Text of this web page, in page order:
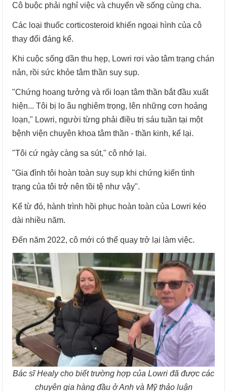
Cô buộc phải nghỉ việc và chuyển về sống cùng cha.
Các loại thuốc corticosteroid khiến ngoại hình của cô
thay đổi đáng kể.
Khi cuộc sống dần thu hẹp, Lowri rơi vào tâm trạng chán
nản, rồi sức khỏe tâm thần suy sụp.
"Chứng hoang tưởng và rối loạn tâm thần bắt đầu xuất
hiện... Tôi bị lo âu nghiêm trọng, lên những cơn hoảng
loạn," Lowri, người từng phải điều trị sáu tuần tại một
bệnh viện chuyên khoa tâm thần - thần kinh, kể lại.
"Tôi cứ ngày càng sa sút," cô nhớ lại.
"Gia đình tôi hoàn toàn suy sụp khi chứng kiến tình
trạng của tôi trở nên tồi tệ như vậy".
Kể từ đó, hành trình hồi phục hoàn toàn của Lowri kéo
dài nhiều năm.
Đến năm 2022, cô mới có thể quay trở lại làm việc.
Bác sĩ Healy cho biết trường hợp của Lowri đã được các
chuyên gia hàng đầu ở Anh và Mỹ thảo luận